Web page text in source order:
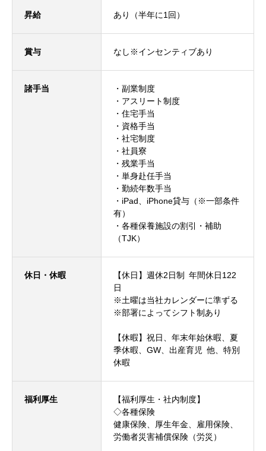
昇給 あり（半年に1回）
賞与 なし※インセンティブあり
諸手当
・副業制度
・アスリート制度
・住宅手当
・資格手当
・社宅制度
・社員寮
・残業手当
・単身赴任手当
・勤続年数手当
・iPad、iPhone貸与（※一部条件
有）
・各種保養施設の割引・補助
（TJK）
休日・休暇
【休日】週休2日制 年間休日122
日
※土曜は当社カレンダーに準ずる
※部署によってシフト制あり
【休暇】祝日、年末年始休暇、夏
季休暇、GW、出産育児 他、特別
休暇
福利厚生
【福利厚生・社内制度】
◇各種保険
健康保険、厚生年金、雇用保険、
労働者災害補償保険（労災）